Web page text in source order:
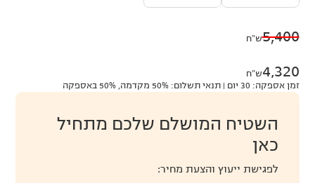
5,400ש״ח
4,320ש״ח
זמן אספקה: 30 יום | תנאי תשלום: 50% מקדמה, 50% באספקה
השטיח המושלם שלכם מתחיל
כאן
לפגישת ייעוץ והצעת מחיר: